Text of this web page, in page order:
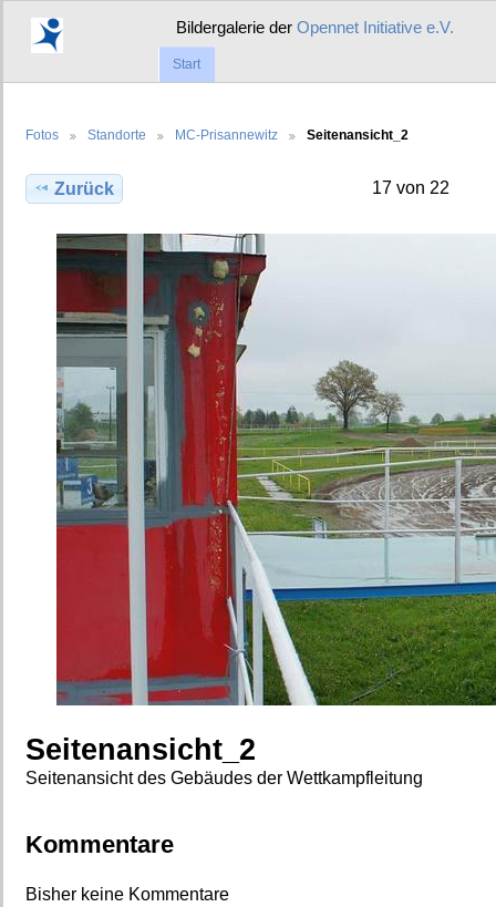
Bildergalerie derOpennet Initiative e.V.
Start
Fotos Standorte MC-Prisannewitz Seitenansicht_2
Zurück 17 von 22
Seitenansicht_2
Seitenansicht des Gebäudes der Wettkampfleitung
Kommentare
Bisher keine Kommentare